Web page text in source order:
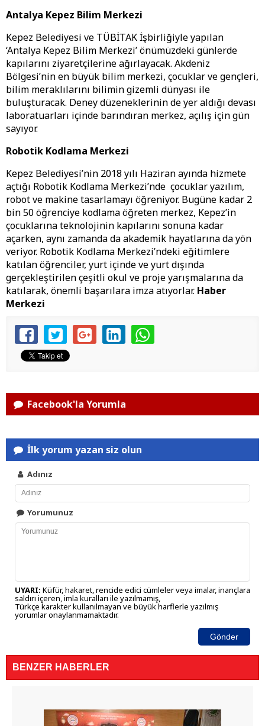
Antalya Kepez Bilim Merkezi
Kepez Belediyesi ve TÜBİTAK İşbirliğiyle yapılan
‘Antalya Kepez Bilim Merkezi’ önümüzdeki günlerde
kapılarını ziyaretçilerine ağırlayacak. Akdeniz
Bölgesi’nin en büyük bilim merkezi, çocuklar ve gençleri,
bilim meraklılarını bilimin gizemli dünyası ile
buluşturacak. Deney düzeneklerinin de yer aldığı devası
laboratuarları içinde barındıran merkez, açılış için gün
sayıyor.
Robotik Kodlama Merkezi
Kepez Belediyesi’nin 2018 yılı Haziran ayında hizmete
açtığı Robotik Kodlama Merkezi’nde çocuklar yazılım,
robot ve makine tasarlamayı öğreniyor. Bugüne kadar 2
bin 50 öğrenciye kodlama öğreten merkez, Kepez’in
çocuklarına teknolojinin kapılarını sonuna kadar
açarken, aynı zamanda da akademik hayatlarına da yön
veriyor. Robotik Kodlama Merkezi’ndeki eğitimlere
katılan öğrenciler, yurt içinde ve yurt dışında
gerçekleştirilen çeşitli okul ve proje yarışmalarına da
katılarak, önemli başarılara imza atıyorlar. Haber
Merkezi
Facebook'la Yorumla
İlk yorum yazan siz olun
Adınız
Yorumunuz
UYARI: Küfür, hakaret, rencide edici cümleler veya imalar, inançlara
saldırı içeren, imla kuralları ile yazılmamış,
Türkçe karakter kullanılmayan ve büyük harflerle yazılmış
yorumlar onaylanmamaktadır.
Gönder
BENZER HABERLER